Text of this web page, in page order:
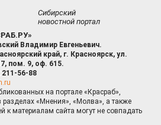
Сибирский
новостной портал
Владимир Евгеньевич.
край, г. Красноярск, ул.
пом. 9, оф. 615.
211-56-88
на портале «Красраб»,
«Мнения», «Молва», а также
к материалам сайта могут не совпадать